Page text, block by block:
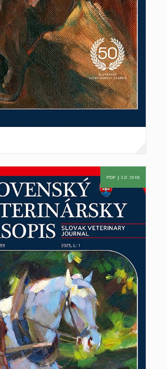
PDF | 321.56 KB